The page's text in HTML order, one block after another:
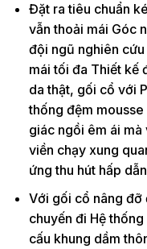
Đặt ra tiêu chuẩn
vẫn thoải mái Góc
đội ngũ nghiên
mái tối đa Thiết kế
da thật, gối cổ với
thống đệm mousse
giác ngồi êm ái
viền chạy xung
ứng thu hút hấp dẫn
Với gối cổ nâng đỡ
chuyến đi Hệ
cấu khung dầm